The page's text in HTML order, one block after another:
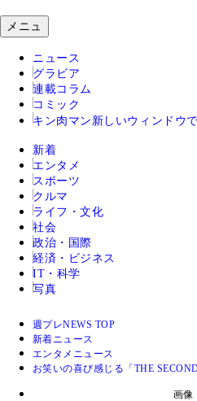
メニュ
ニュース
グラビア
連載コラム
コミック
キン肉マン 新しいウィンドウで
新着
エンタメ
スポーツ
クルマ
ライフ・文化
社会
政治・国際
経済・ビジネス
IT・科学
写真
週プレNEWS TOP
新着ニュース
エンタメニュース
お笑いの喜び感じる「THE
画像